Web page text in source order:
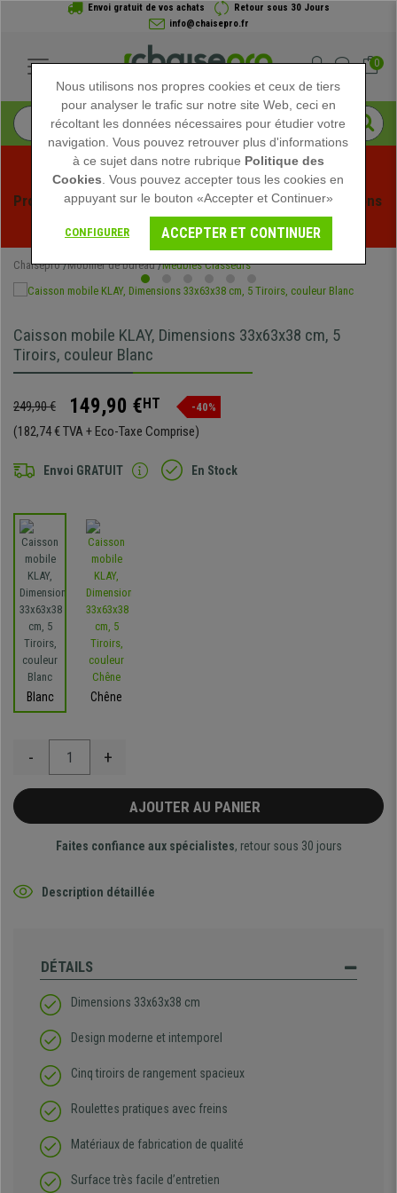
Envoi gratuit de vos achats
Retour sous 30 Jours
info@chaisepro.fr
0
Profitez des soldes d'été chez Chaisepro ! Des réductions
exclusives pour une durée limitée - Voir l'offre
Chaisepro Mobilier de bureau Meubles Classeurs
Caisson mobile KLAY, Dimensions 33x63x38 cm, 5
Tiroirs, couleur Blanc
249,90 € 149,90 €HT -40%
(182,74 € TVA + Eco-Taxe Comprise)
Envoi GRATUIT En Stock
Blanc Chêne
- +
AJOUTER AU PANIER
Faites confiance aux spécialistes, retour sous 30 jours
Description détaillée
DÉTAILS
Dimensions 33x63x38 cm
Design moderne et intemporel
Cinq tiroirs de rangement spacieux
Roulettes pratiques avec freins
Matériaux de fabrication de qualité
Surface très facile d’entretien
Nous utilisons nos propres cookies et ceux de tiers
pour analyser le trafic sur notre site Web, ceci en
récoltant les données nécessaires pour étudier votre
navigation. Vous pouvez retrouver plus d'informations
à ce sujet dans notre rubrique Politique des
Cookies . Vous pouvez accepter tous les cookies en
appuyant sur le bouton «Accepter et Continuer»
CONFIGURER ACCEPTER ET CONTINUER